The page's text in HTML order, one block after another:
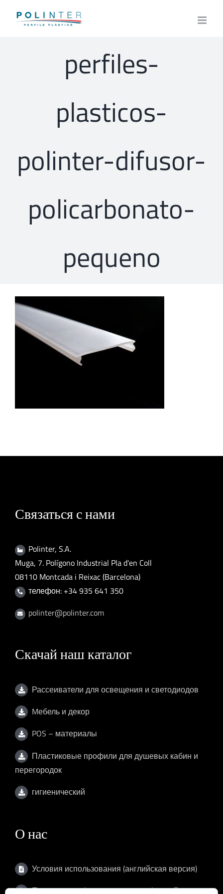
perfiles-
plasticos-
polinter-difusor-
policarbonato-
pequeno
Связаться с нами
Polinter, S.A.
Muga, 7. Polígono Industrial Pla d'en Coll
08110 Montcada i Reixac (Barcelona)
телефон: +34 935 641 350
polinter@polinter.com
Скачай наш каталог
Рассеиватели для освещения и светодиодов
Mебель и декор
POS – материалы
Пластиковые профили для душевых кабин и
перегородок
гигиенический
О нас
Условия использования (английская версия)
Политика конфиденциальности (английская